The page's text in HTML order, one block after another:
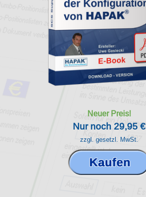
Neuer Preis!
Nur noch 29,95 €
zzgl. gesetzl. MwSt.